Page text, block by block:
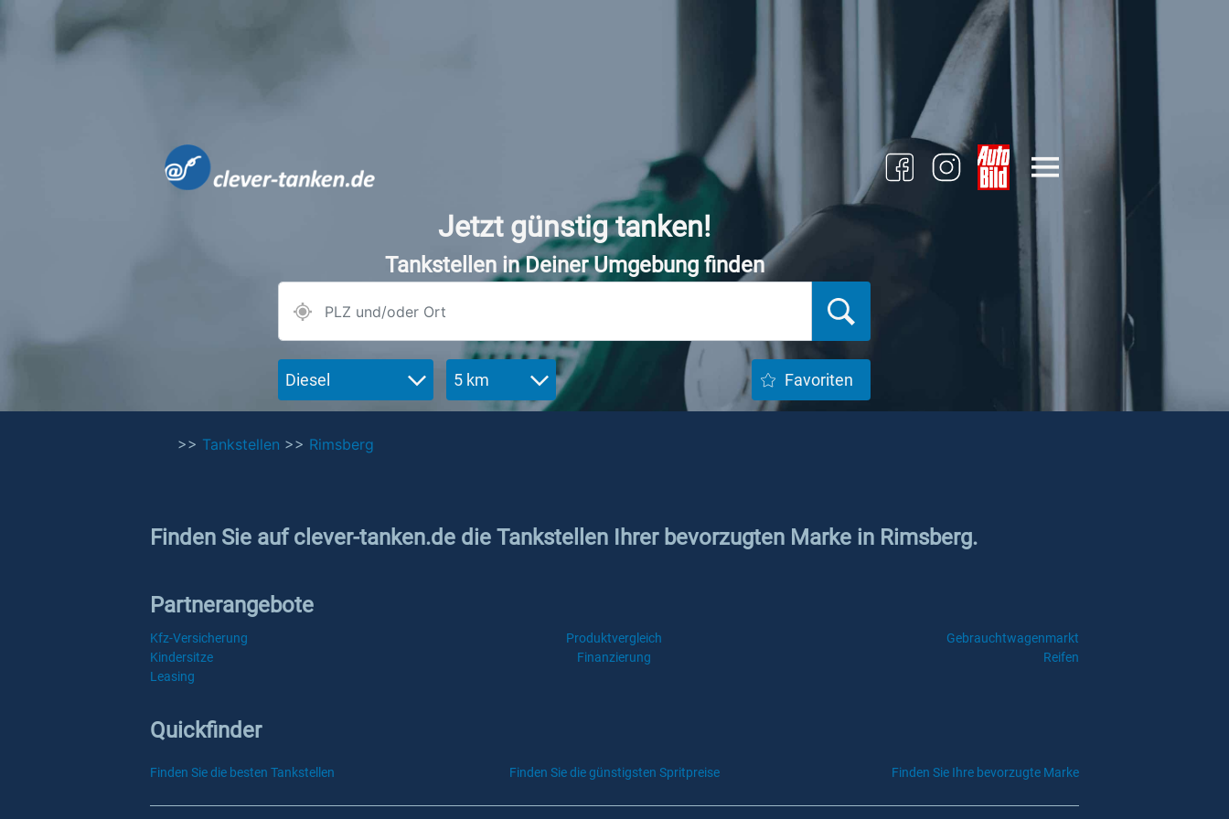
Jetzt günstig tanken!
Tankstellen in Deiner Umgebung finden
Diesel 5 km Favoriten
>> Tankstellen >> Rimsberg
Finden Sie auf clever-tanken.de die Tankstellen Ihrer bevorzugten Marke in Rimsberg.
Partnerangebote
Kfz-Versicherung Produktvergleich
Gebrauchtwagenmarkt
Kindersitze
Finanzierung
Reifen
Leasing
Quickfinder
Finden Sie die besten Tankstellen Finden Sie die günstigsten Spritpreise Finden Sie Ihre bevorzugte Marke